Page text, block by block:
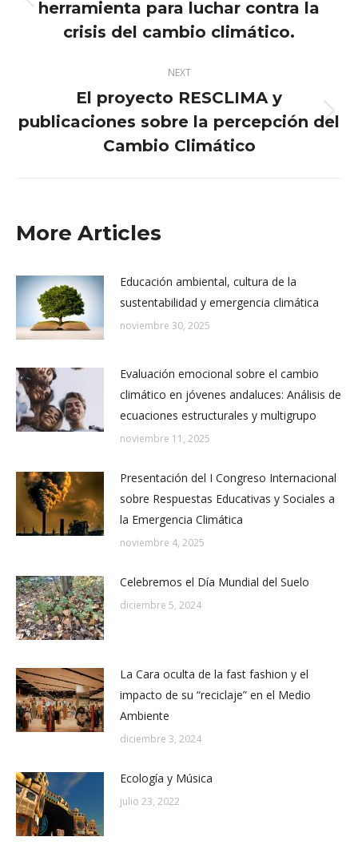
Previous
post:
herramienta para luchar contra la
crisis del cambio climático.
NEXT
Next
post:
El proyecto RESCLIMA y
publicaciones sobre la percepción del
Cambio Climático
More Articles
Educación ambiental, cultura de la
sustentabilidad y emergencia climática
noviembre 30, 2025
Evaluación emocional sobre el cambio
climático en jóvenes andaluces: Análisis de
ecuaciones estructurales y multigrupo
noviembre 11, 2025
Presentación del I Congreso Internacional
sobre Respuestas Educativas y Sociales a
la Emergencia Climática
noviembre 4, 2025
Celebremos el Día Mundial del Suelo
diciembre 5, 2024
La Cara oculta de la fast fashion y el
impacto de su “reciclaje” en el Medio
Ambiente
diciembre 3, 2024
Ecología y Música
julio 23, 2022